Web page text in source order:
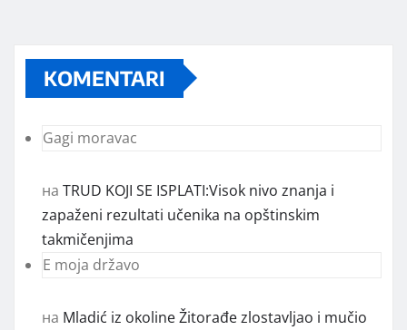
KOMENTARI
Gagi moravac
на TRUD KOJI SE ISPLATI:Visok nivo znanja i
zapaženi rezultati učenika na opštinskim
takmičenjima
E moja državo
на Mladić iz okoline Žitorađe zlostavljao i mučio